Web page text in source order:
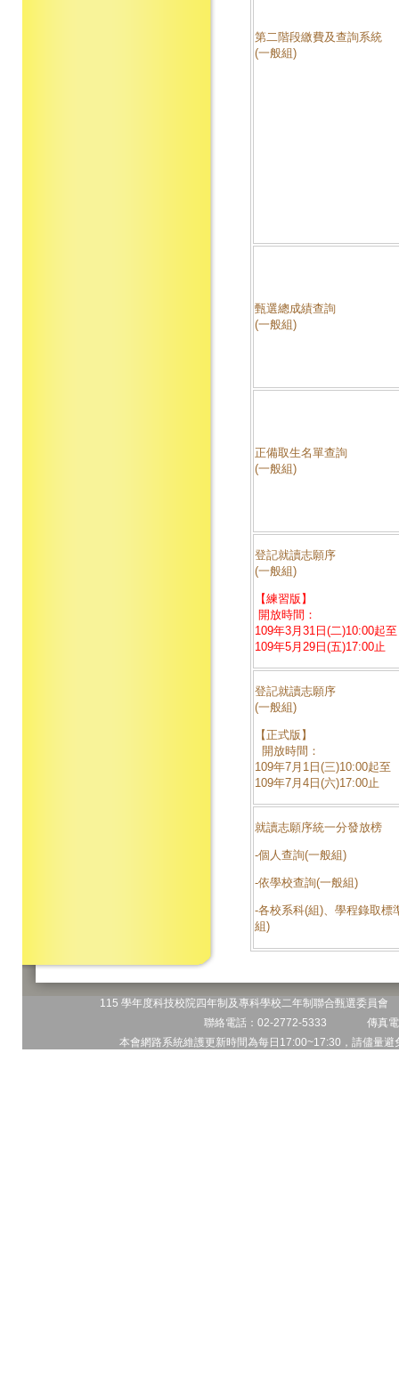
第二階段繳費及查詢系統
(一般組)
甄選總成績查詢
(一般組)
正備取生名單查詢
(一般組)
登記就讀志願序
(一般組)
【練習版】
開放時間：
109年3月31日(二)10:00起至
109年5月29日(五)17:00止
登記就讀志願序
(一般組)
【正式版】
開放時間：
109年7月1日(三)10:00起至
109年7月4日(六)17:00止
就讀志願序統一分發放榜
-個人查詢(一般組)
-依學校查詢(一般組)
-各校系科(組)、學程錄取標
組)
115 學年度科技校院四年制及專科學校二年制聯合甄選委員
聯絡電話：02-2772-5333 傳真
本會網路系統維護更新時間為每日17:00~17:30，請儘量